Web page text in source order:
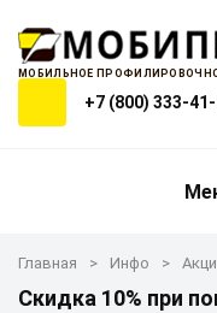
МОБИЛЬНОЕ
+7 (800) 333-
Главная Инфо
Скидка 10% при